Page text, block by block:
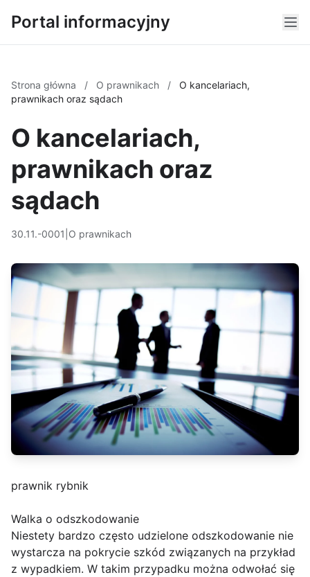
Portal informacyjny
Strona główna / O prawnikach /
O kancelariach,
prawnikach oraz sądach
O kancelariach,
prawnikach oraz
sądach
30.11.-0001 O prawnikach
prawnik rybnik
Walka o odszkodowanie
Niestety bardzo często udzielone odszkodowanie nie
wystarcza na pokrycie szkód związanych na przykład
z wypadkiem. W takim przypadku można odwołać się